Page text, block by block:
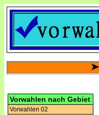
Vorwahlen nach Gebiet
Vorwahlen 02